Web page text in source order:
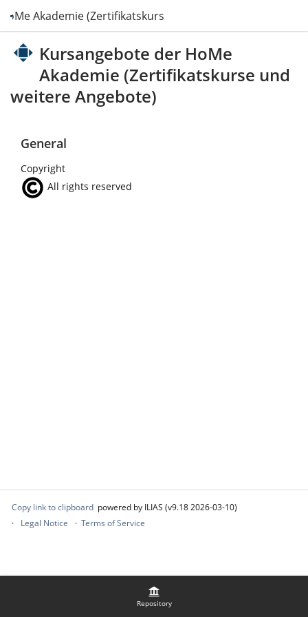
Akademie (Zertifikatskurse und weitere Angebote)
Repository
Kursangebote der HoMe
Akademie (Zertifikatskurse und
weitere Angebote)
General
Copyright
All rights reserved
Copy link to clipboard powered by ILIAS (v9.18 2026-03-10)
Legal Notice
Terms of Service